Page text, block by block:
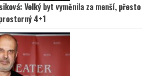
Velký byt vyměnila za menší, přesto
4+1